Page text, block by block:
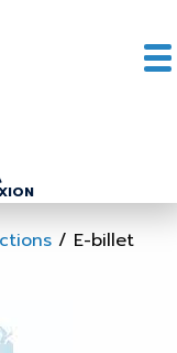
/ E-billet